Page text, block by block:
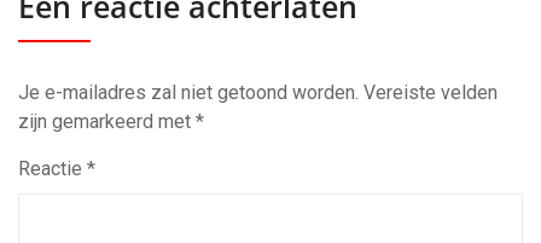
Je e-mailadres zal niet getoond worden. Vereiste velden
zijn gemarkeerd met *
Reactie *